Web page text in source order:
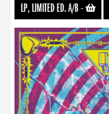
LP, LIMITED ED. A/B-